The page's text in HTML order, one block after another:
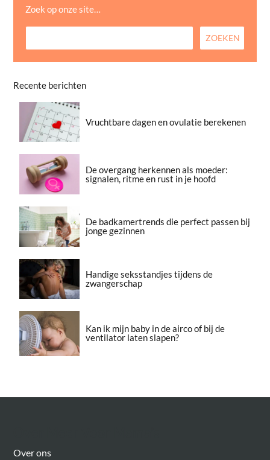
Zoek op onze site…
Recente berichten
Vruchtbare dagen en ovulatie berekenen
De overgang herkennen als moeder:
signalen, ritme en rust in je hoofd
De badkamertrends die perfect passen bij
jonge gezinnen
Handige seksstandjes tijdens de
zwangerschap
Kan ik mijn baby in de airco of bij de
ventilator laten slapen?
Over ons